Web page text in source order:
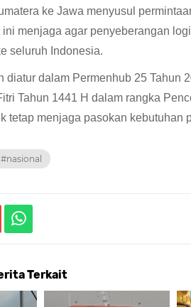
ke Jawa menyusul
ini menjaga agar penyeberangan
seluruh Indonesia.
diatur dalam Permenhub 25 Tahun
Tahun 1441 H dalam rangka
tetap menjaga pasokan
#nasional
Terkait